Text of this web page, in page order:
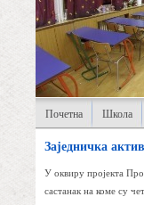
Почетна Школа
Заједничка
У оквиру пројекта
састанак на коме су